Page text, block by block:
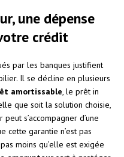
une dépense
crédit
par les banques justifient
Il se décline en plusieurs
amortissable , le prêt in
que soit la solution choisie,
s’accompagner d’une
cette garantie n’est pas
moins qu’elle est exigée